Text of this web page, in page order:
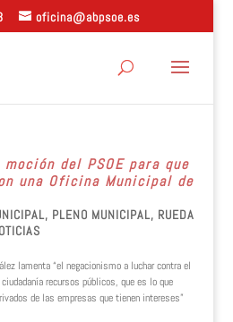
oficina@abpsoe.es
del PSOE para que
una Oficina Municipal de
, PLENO MUNICIPAL, RUEDA
lamenta “el negacionismo a luchar contra el
recursos públicos, que es lo que
de las empresas que tienen intereses”